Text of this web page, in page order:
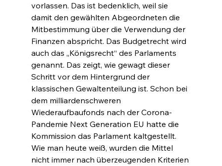
vorlassen. Das ist bedenklich, weil sie
damit den gewählten Abgeordneten die
Mitbestimmung über die Verwendung der
Finanzen abspricht. Das Budgetrecht wird
auch das „Königsrecht“ des Parlaments
genannt. Das zeigt, wie gewagt dieser
Schritt vor dem Hintergrund der
klassischen Gewaltenteilung ist. Schon bei
dem milliardenschweren
Wiederaufbaufonds nach der Corona-
Pandemie Next Generation EU hatte die
Kommission das Parlament kaltgestellt.
Wie man heute weiß, wurden die Mittel
nicht immer nach überzeugenden Kriterien